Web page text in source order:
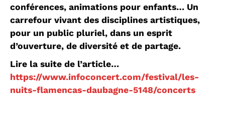
conférences, animations pour enfants… Un
carrefour vivant des disciplines artistiques,
pour un public pluriel, dans un esprit
d’ouverture, de diversité et de partage.
Lire la suite de l’article…
https://www.infoconcert.com/festival/les-
nuits-flamencas-daubagne-5148/concerts